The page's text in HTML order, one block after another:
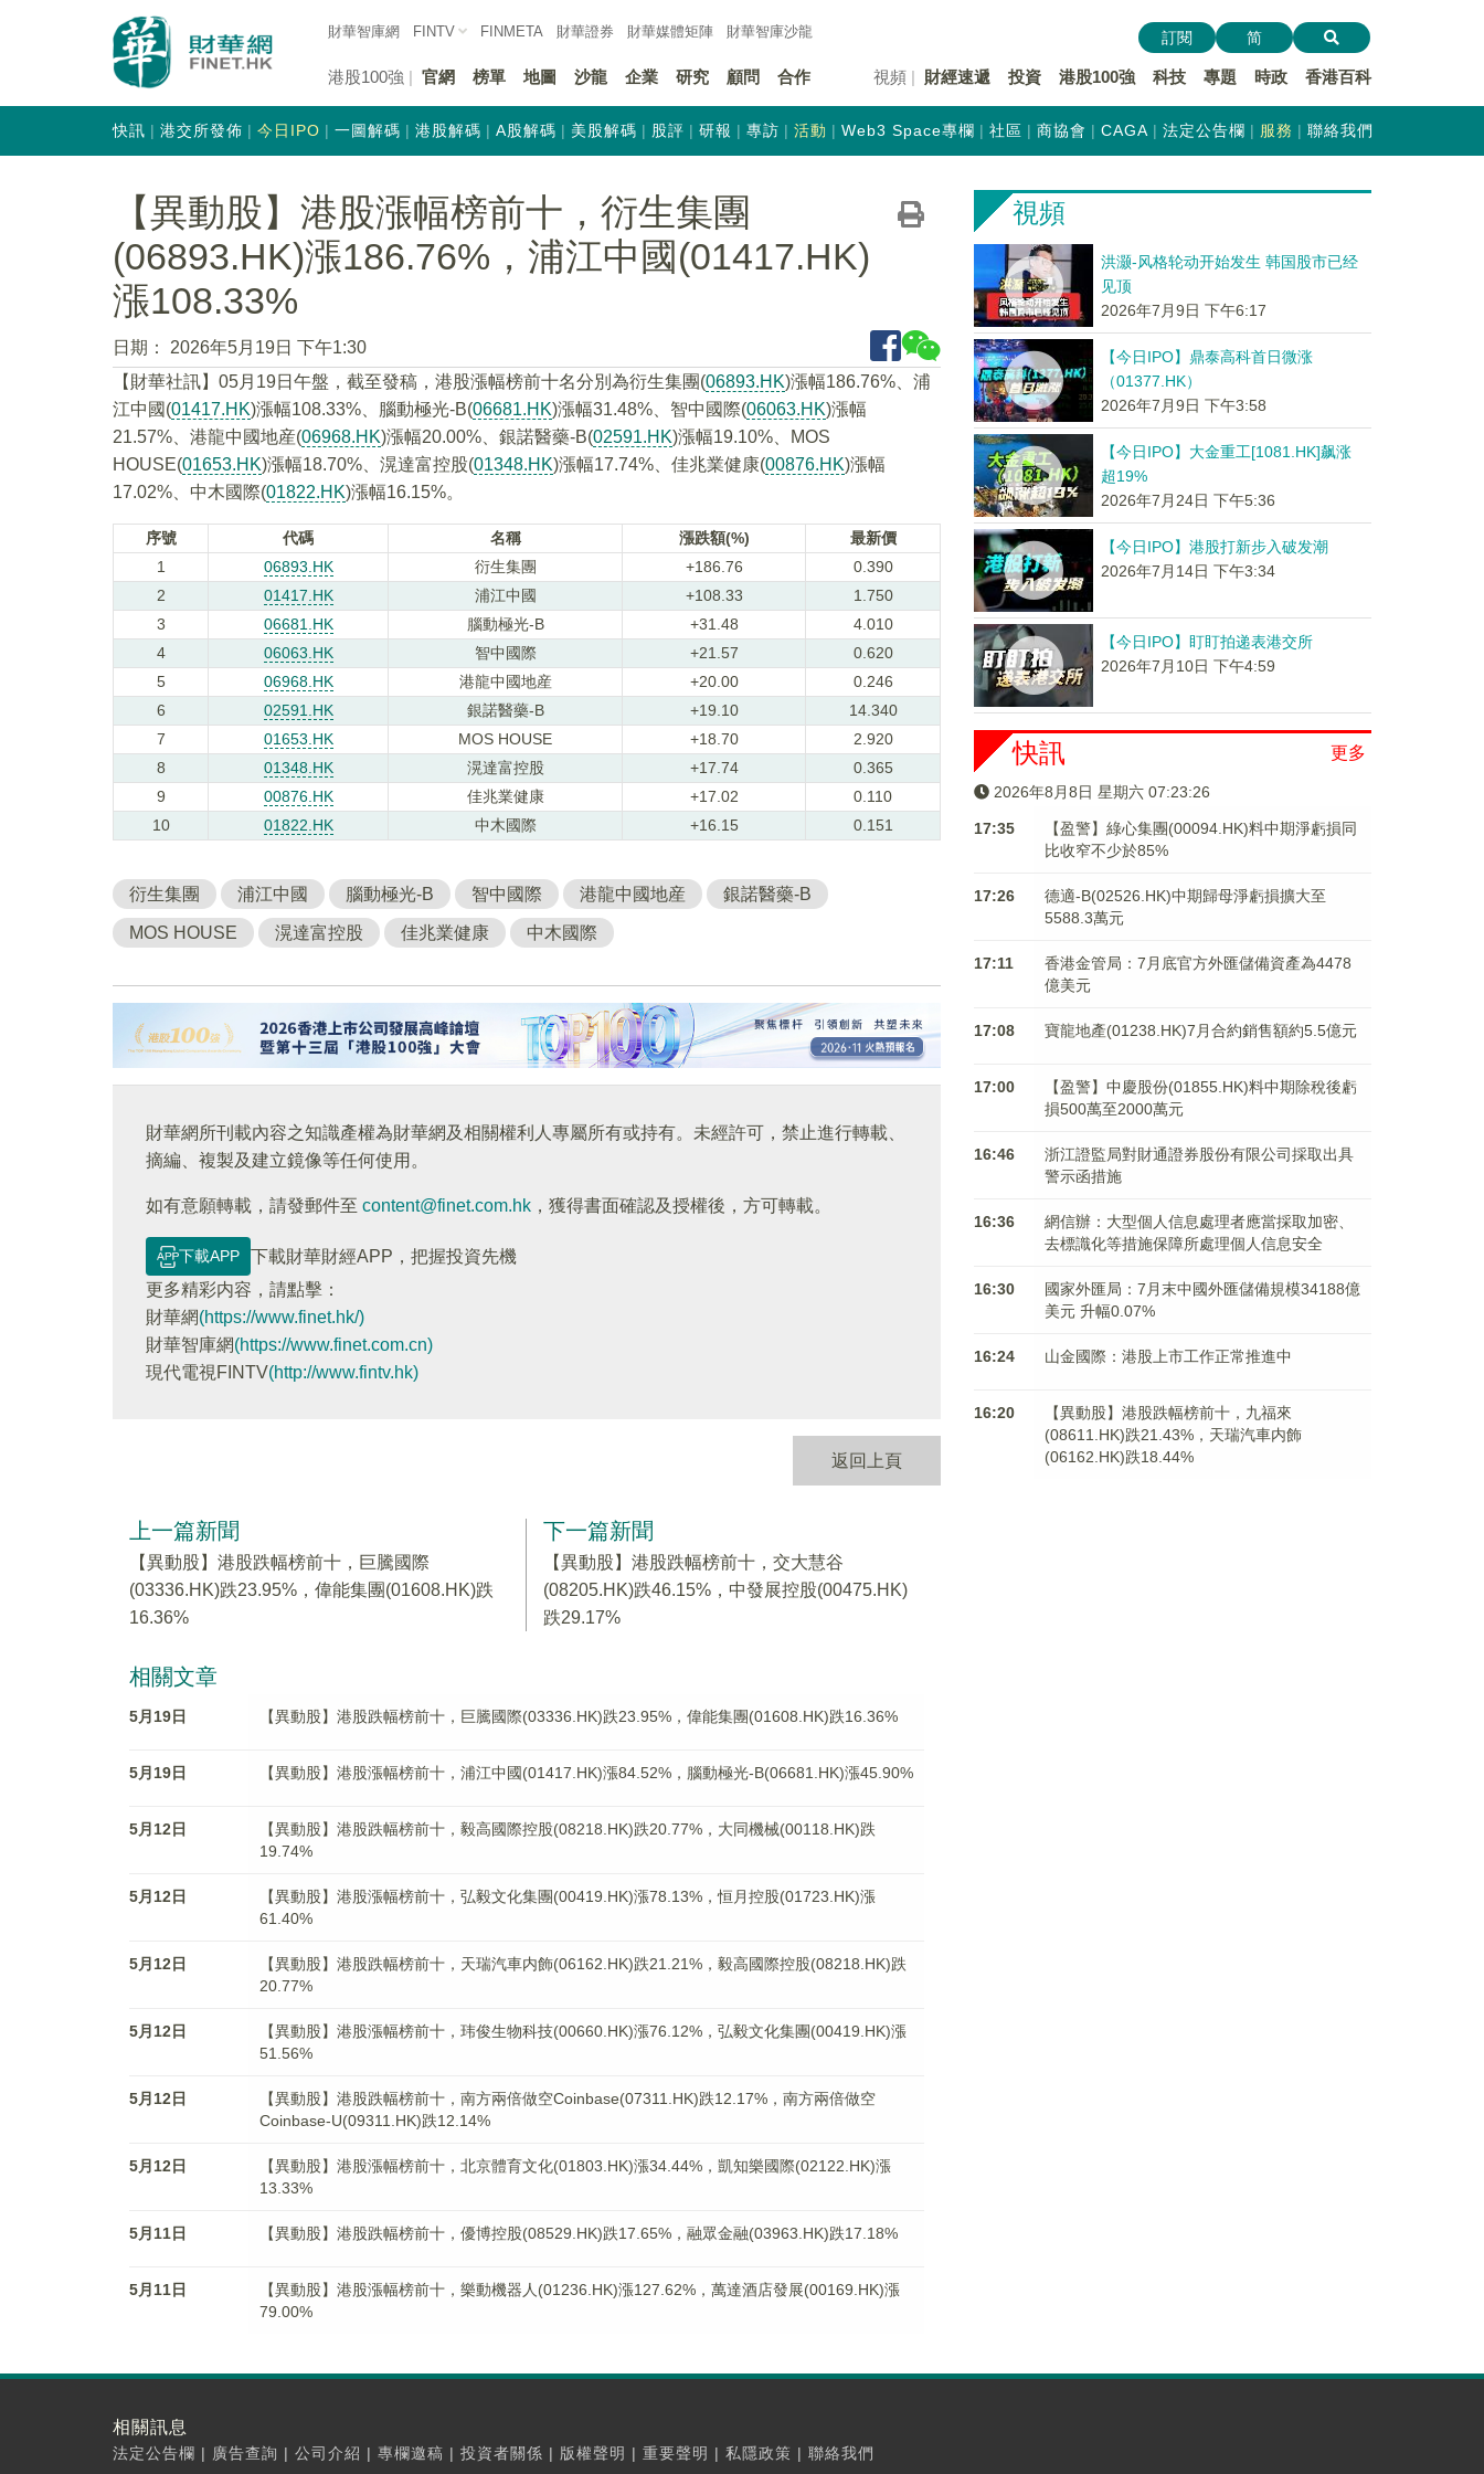
財華智庫網 FINTV FINMETA 財華證券 財華媒體矩陣 財華智庫沙龍
港股100強 官網 榜單 地圖 沙龍 企業 研究 顧問 合作 視頻 財經速遞 投資 港股100強 科技 專題 時政 香港百科
訂閱 简
快訊 港交所發佈 今日IPO 一圖解碼 港股解碼 A股解碼 美股解碼 股評 研報 專訪 活動 Web3 Space專欄 社區 商協會 CAGA 法定公告欄 服務 聯絡我們
【異動股】港股漲幅榜前十，衍生集團
(06893.HK)漲186.76%，浦江中國(01417.HK)
漲108.33%
日期：
2026年5月19日 下午1:30
【財華社訊】05月19日午盤，截至發稿，港股漲幅榜前十名分別為衍生集團(06893.HK)漲幅186.76%、浦
江中國(01417.HK)漲幅108.33%、腦動極光-B(06681.HK)漲幅31.48%、智中國際(06063.HK)漲幅
21.57%、港龍中國地産(06968.HK)漲幅20.00%、銀諾醫藥-B(02591.HK)漲幅19.10%、MOS
HOUSE(01653.HK)漲幅18.70%、滉達富控股(01348.HK)漲幅17.74%、佳兆業健康(00876.HK)漲幅
17.02%、中木國際(01822.HK)漲幅16.15%。
序號 代碼 名稱 漲跌額(%)
最新價
1
06893.HK 衍生集團 +186.76
0.390
2
01417.HK 浦江中國 +108.33
1.750
3
06681.HK 腦動極光-B +31.48
4.010
4
06063.HK 智中國際 +21.57
0.620
5
06968.HK 港龍中國地産 +20.00
0.246
6
02591.HK 銀諾醫藥-B +19.10
14.340
7
01653.HK MOS HOUSE +18.70
2.920
8
01348.HK 滉達富控股 +17.74
0.365
9
00876.HK 佳兆業健康 +17.02
0.110
10
01822.HK 中木國際 +16.15 0.151
衍生集團 浦江中國 腦動極光-B 智中國際 港龍中國地産 銀諾醫藥-B
MOS HOUSE 滉達富控股 佳兆業健康 中木國際
財華網所刊載內容之知識產權為財華網及相關權利人專屬所有或持有。未經許可，禁止進行轉載、
摘編、複製及建立鏡像等任何使用。
如有意願轉載，請發郵件至 content@finet.com.hk ，獲得書面確認及授權後，方可轉載。
下載APP
下載財華財經APP，把握投資先機
更多精彩内容，請點擊：
財華網(https://www.finet.hk/)
財華智庫網(https://www.finet.com.cn)
現代電視FINTV(http://www.fintv.hk)
返回上頁
上一篇新聞
【異動股】港股跌幅榜前十，巨騰國際
(03336.HK)跌23.95%，偉能集團(01608.HK)跌
16.36%
下一篇新聞
【異動股】港股跌幅榜前十，交大慧谷
(08205.HK)跌46.15%，中發展控股(00475.HK)
跌29.17%
相關文章
5月19日 【異動股】港股跌幅榜前十，巨騰國際(03336.HK)跌23.95%，偉能集團(01608.HK)跌16.36%
5月19日 【異動股】港股漲幅榜前十，浦江中國(01417.HK)漲84.52%，腦動極光-B(06681.HK)漲45.90%
5月12日
【異動股】港股跌幅榜前十，毅高國際控股(08218.HK)跌20.77%，大同機械(00118.HK)跌
19.74%
5月12日
【異動股】港股漲幅榜前十，弘毅文化集團(00419.HK)漲78.13%，恒月控股(01723.HK)漲
61.40%
5月12日
【異動股】港股跌幅榜前十，天瑞汽車内飾(06162.HK)跌21.21%，毅高國際控股(08218.HK)跌
20.77%
5月12日
【異動股】港股漲幅榜前十，玮俊生物科技(00660.HK)漲76.12%，弘毅文化集團(00419.HK)漲
51.56%
5月12日
【異動股】港股跌幅榜前十，南方兩倍做空Coinbase(07311.HK)跌12.17%，南方兩倍做空
Coinbase-U(09311.HK)跌12.14%
5月12日
【異動股】港股漲幅榜前十，北京體育文化(01803.HK)漲34.44%，凱知樂國際(02122.HK)漲
13.33%
5月11日 【異動股】港股跌幅榜前十，優博控股(08529.HK)跌17.65%，融眾金融(03963.HK)跌17.18%
5月11日
【異動股】港股漲幅榜前十，樂動機器人(01236.HK)漲127.62%，萬達酒店發展(00169.HK)漲
79.00%
視頻
洪灏-风格轮动开始发生 韩国股市已经
见顶
2026年7月9日 下午6:17
【今日IPO】鼎泰高科首日微涨
（01377.HK）
2026年7月9日 下午3:58
【今日IPO】大金重工[1081.HK]飙涨
超19%
2026年7月24日 下午5:36
【今日IPO】港股打新步入破发潮
2026年7月14日 下午3:34
【今日IPO】盯盯拍递表港交所
2026年7月10日 下午4:59
更多
快訊
2026年8月8日 星期六 07:23:27
17:35
【盈警】綠心集團(00094.HK)料中期淨虧損同
比收窄不少於85%
17:26
德適-B(02526.HK)中期歸母淨虧損擴大至
5588.3萬元
17:11
香港金管局：7月底官方外匯儲備資產為4478
億美元
17:08 寶龍地產(01238.HK)7月合約銷售額約5.5億元
17:00
【盈警】中慶股份(01855.HK)料中期除稅後虧
損500萬至2000萬元
16:46
浙江證監局對財通證券股份有限公司採取出具
警示函措施
16:36
網信辦：大型個人信息處理者應當採取加密、
去標識化等措施保障所處理個人信息安全
16:30
國家外匯局：7月末中國外匯儲備規模34188億
美元 升幅0.07%
16:24 山金國際：港股上市工作正常推進中
16:20
【異動股】港股跌幅榜前十，九福來
(08611.HK)跌21.43%，天瑞汽車内飾
(06162.HK)跌18.44%
相關訊息
法定公告欄 | 廣告查詢 | 公司介紹 | 專欄邀稿 | 投資者關係 | 版權聲明 | 重要聲明 | 私隱政策 | 聯絡我們